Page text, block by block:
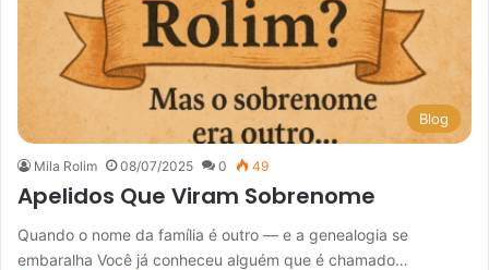
Blog
Mila Rolim 08/07/2025 0 49
Apelidos Que Viram Sobrenome
Quando o nome da família é outro — e a genealogia se
embaralha Você já conheceu alguém que é chamado…